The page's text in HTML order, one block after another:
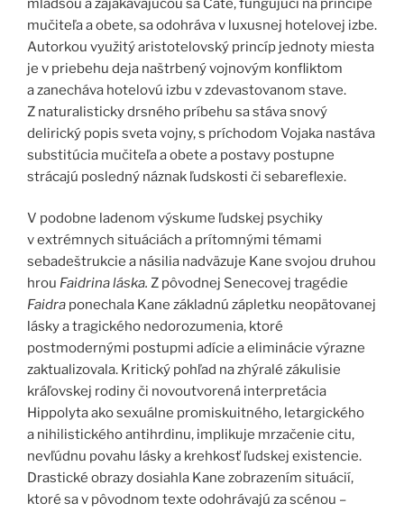
mučiteľa a obete, sa odohráva v luxusnej hotelovej izbe.
Autorkou využitý aristotelovský princíp jednoty miesta
je v priebehu deja naštrbený vojnovým konfliktom
a zanecháva hotelovú izbu v zdevastovanom stave.
Z naturalisticky drsného príbehu sa stáva snový
delirický popis sveta vojny, s príchodom Vojaka nastáva
substitúcia mučiteľa a obete a postavy postupne
strácajú posledný náznak ľudskosti či sebareflexie.
V podobne ladenom výskume ľudskej psychiky
v extrémnych situáciách a prítomnými témami
sebadeštrukcie a násilia nadväzuje Kane svojou druhou
hrou Faidrina láska. Z pôvodnej Senecovej tragédie
Faidra ponechala Kane základnú zápletku neopätovanej
lásky a tragického nedorozumenia, ktoré
postmodernými postupmi adície a eliminácie výrazne
zaktualizovala. Kritický pohľad na zhýralé zákulisie
kráľovskej rodiny či novoutvorená interpretácia
Hippolyta ako sexuálne promiskuitného, letargického
a nihilistického antihrdinu, implikuje mrzačenie citu,
nevľúdnu povahu lásky a krehkosť ľudskej existencie.
Drastické obrazy dosiahla Kane zobrazením situácií,
ktoré sa v pôvodnom texte odohrávajú za scénou –